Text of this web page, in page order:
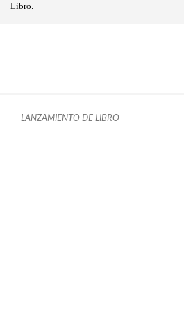
Libro.
LANZAMIENTO DE LIBRO